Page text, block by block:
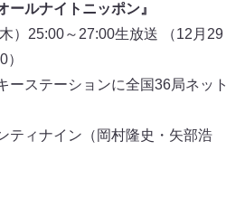
ールナイトニッポン』
）25:00～27:00生放送 （12月29
ーステーションに全国36局ネット
ティナイン（岡村隆史・矢部浩